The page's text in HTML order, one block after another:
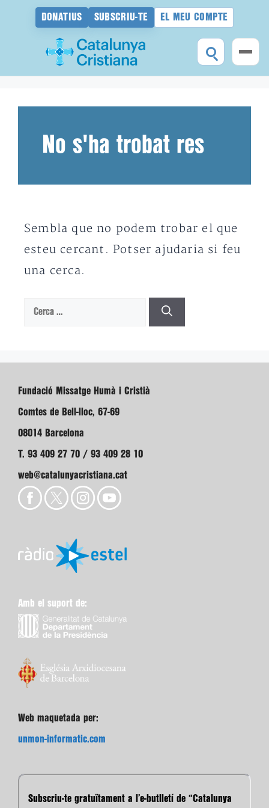
DONATIUS SUBSCRIU-TE EL MEU COMPTE
No s'ha trobat res
Sembla que no podem trobar el que
esteu cercant. Potser ajudaria si feu
una cerca.
Cerca:
Fundació Missatge Humà i Cristià
Comtes de Bell-lloc, 67-69
08014 Barcelona
T. 93 409 27 70 / 93 409 28 10
web@catalunyacristiana.cat
Amb el suport de:
Web maquetada per:
unmon-informatic.com
Subscriu-te gratuïtament a l’e-butlletí de “Catalunya